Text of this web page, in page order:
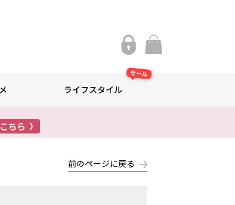
ライフスタイル
セール
前のページに戻る